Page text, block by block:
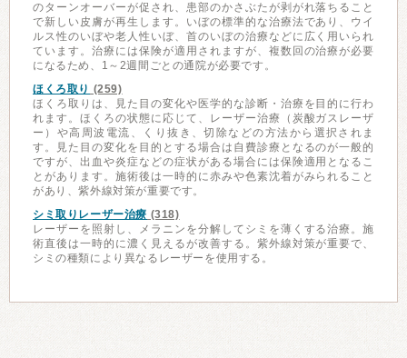
のターンオーバーが促され、患部のかさぶたが剥がれ落ちること
で新しい皮膚が再生します。いぼの標準的な治療法であり、ウイ
ルス性のいぼや老人性いぼ、首のいぼの治療などに広く用いられ
ています。治療には保険が適用されますが、複数回の治療が必要
になるため、1～2週間ごとの通院が必要です。
ほくろ取り (259)
ほくろ取りは、見た目の変化や医学的な診断・治療を目的に行わ
れます。ほくろの状態に応じて、レーザー治療（炭酸ガスレーザ
ー）や高周波電流、くり抜き、切除などの方法から選択されま
す。見た目の変化を目的とする場合は自費診療となるのが一般的
ですが、出血や炎症などの症状がある場合には保険適用となるこ
とがあります。施術後は一時的に赤みや色素沈着がみられること
があり、紫外線対策が重要です。
シミ取りレーザー治療 (318)
レーザーを照射し、メラニンを分解してシミを薄くする治療。施
術直後は一時的に濃く見えるが改善する。紫外線対策が重要で、
シミの種類により異なるレーザーを使用する。